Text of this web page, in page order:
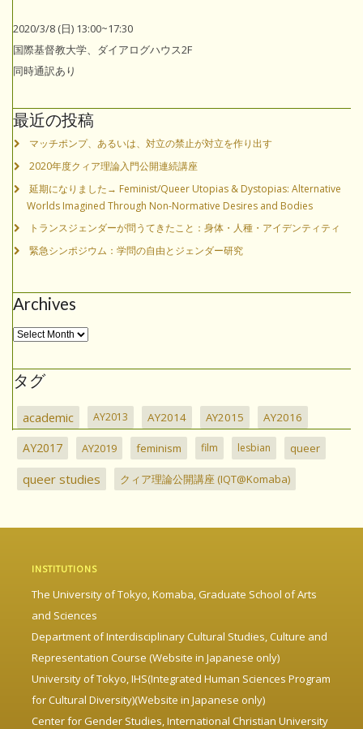
2020/3/8 (日) 13:00~17:30
国際基督教大学、ダイアログハウス2F
同時通訳あり
最近の投稿
マッチポンプ、あるいは、対立の禁止が対立を作り出す
2020年度クィア理論入門公開連続講座
延期になりました→ Feminist/Queer Utopias & Dystopias: Alternative
Worlds Imagined Through Non-Normative Desires and Bodies
トランスジェンダーが問うてきたこと：身体・人種・アイデンティティ
緊急シンポジウム：学問の自由とジェンダー研究
Archives
タグ
academic AY2013 AY2014 AY2015 AY2016
AY2017 AY2019 feminism film lesbian queer
queer studies クィア理論公開講座 (IQT@Komaba)
INSTITUTIONS
The University of Tokyo, Komaba, Graduate School of Arts
and Sciences
Department of Interdisciplinary Cultural Studies, Culture and
Representation Course (Website in Japanese only)
University of Tokyo, IHS(Integrated Human Sciences Program
for Cultural Diversity)(Website in Japanese only)
Center for Gender Studies, International Christian University